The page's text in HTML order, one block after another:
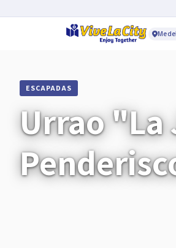
ESCAPADAS
Urrao "La